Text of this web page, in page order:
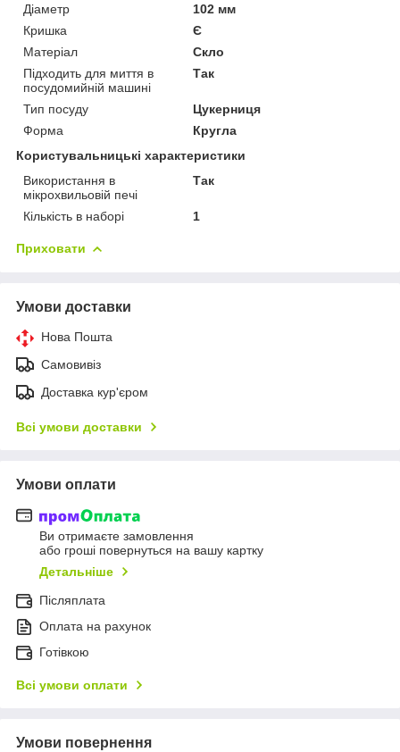
Діаметр
102 мм
Кришка
Є
Матеріал
Скло
Підходить для миття в
посудомийній машині
Так
Тип посуду
Цукерниця
Форма
Кругла
Користувальницькі характеристики
Використання в
мікрохвильовій печі
Так
Кількість в наборі 1
Приховати
Умови доставки
Нова Пошта
Самовивіз
Доставка кур'єром
Всі умови доставки
Умови оплати
Ви отримаєте замовлення
або гроші повернуться на вашу картку
Детальніше
Післяплата
Оплата на рахунок
Готівкою
Всі умови оплати
Умови повернення